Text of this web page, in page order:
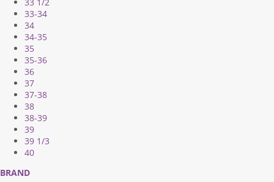
33-34
34
34-35
35
35-36
36
37
37-38
38
38-39
39
39 1/3
40
BRAND